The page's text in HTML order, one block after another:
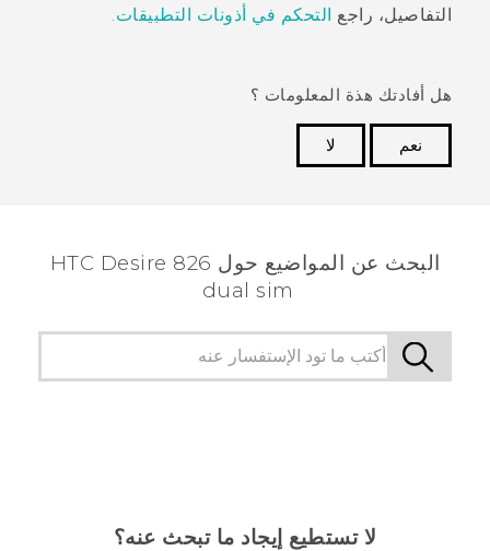
التفاصيل، راجع التحكم في أذونات التطبيقات
هل أفادتك هذة المعلومات ؟
نعم
لا
البحث عن المواضيع حول HTC Desire 826
dual sim
لا تستطيع إيجاد ما تبحث عنه؟